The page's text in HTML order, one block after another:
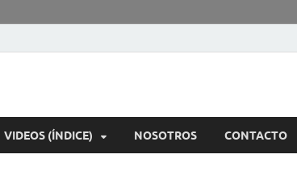
VIDEOS (ÍNDICE) NOSOTROS CONTACTO